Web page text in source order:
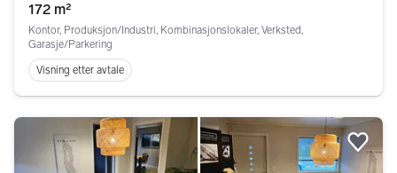
172 m²
Kontor, Produksjon/Industri, Kombinasjonslokaler, Verksted,
Garasje/Parkering
Visning etter avtale